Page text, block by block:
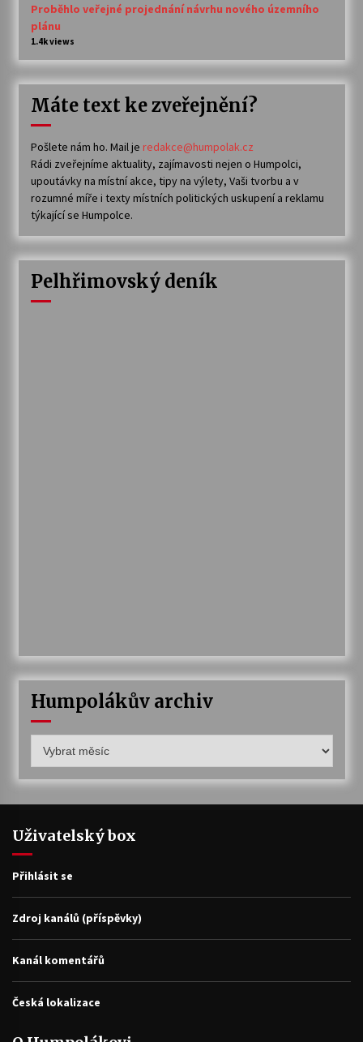
Proběhlo veřejné projednání návrhu nového územního
plánu
1.4k views
Máte text ke zveřejnění?
Pošlete nám ho. Mail je redakce@humpolak.cz
Rádi zveřejníme aktuality, zajímavosti nejen o Humpolci,
upoutávky na místní akce, tipy na výlety, Vaši tvorbu a v
rozumné míře i texty místních politických uskupení a reklamu
týkající se Humpolce.
Pelhřimovský deník
Humpolákův archiv
archiv
Uživatelský box
Přihlásit se
Zdroj kanálů (příspěvky)
Kanál komentářů
Česká lokalizace